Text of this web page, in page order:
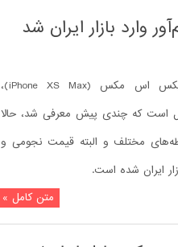
بازار ایران شد
گوشی آیفون ایکس اس مکس (iPhone XS Max)،
است که چندی پیش معرفی شد، حالا
مختلف و البته قیمت نجومی و
ایران شده است.
متن کامل »